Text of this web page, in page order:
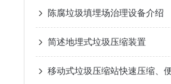
陈腐垃圾填埋场治理设备介绍
简述地埋式垃圾压缩装置